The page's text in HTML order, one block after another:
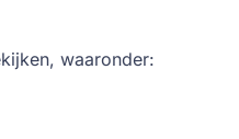
waaronder: